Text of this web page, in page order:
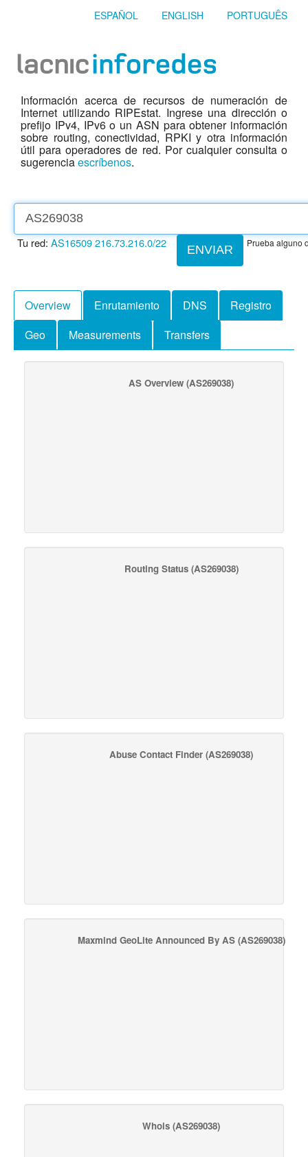
ESPAÑOL ENGLISH PORTUGUÊS
Información acerca de recursos de numeración de
Internet utilizando RIPEstat. Ingrese una dirección o
prefijo IPv4, IPv6 o un ASN para obtener información
sobre routing, conectividad, RPKI y otra información
útil para operadores de red. Por cualquier consulta o
sugerenciaescríbenos.
ENVIAR
Tu red: AS16509216.73.216.0/22 Prueba alguno
Overview Enrutamiento DNS
Registro
Geo
Measurements Transfers
AS Overview (AS269038)
Routing Status(AS269038)
Abuse Contact Finder (AS269038)
Maxmind GeoLite Announced By AS(AS269038)
Whois (AS269038)